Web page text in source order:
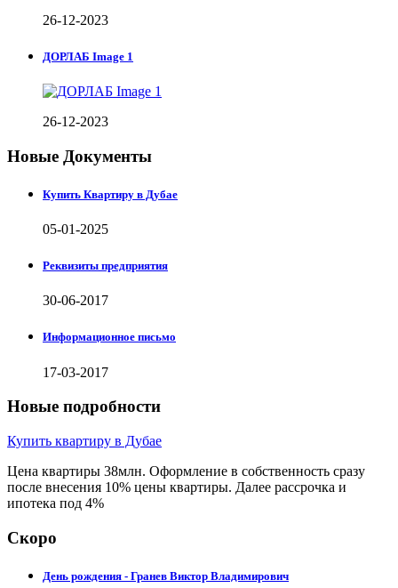
26-12-2023
ДОРЛАБ Image 1
26-12-2023
Новые Документы
Купить Квартиру в Дубае
05-01-2025
Реквизиты предприятия
30-06-2017
Информационное письмо
17-03-2017
Новые подробности
Купить квартиру в Дубае
Цена квартиры 38млн. Оформление в собственность сразу
после внесения 10% цены квартиры. Далее рассрочка и
ипотека под 4%
Скоро
День рождения - Гранев Виктор Владимирович